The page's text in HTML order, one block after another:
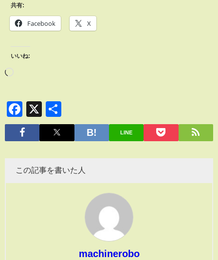
共有:
Facebook X
いいね:
Facebook
X
有
LINE
この記事を書いた人
machinerobo